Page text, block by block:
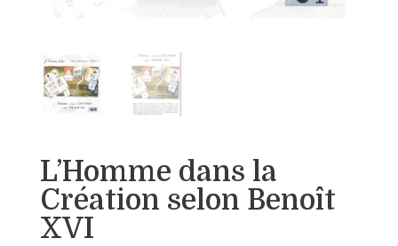
L’Homme dans la
Création selon Benoît
XVI